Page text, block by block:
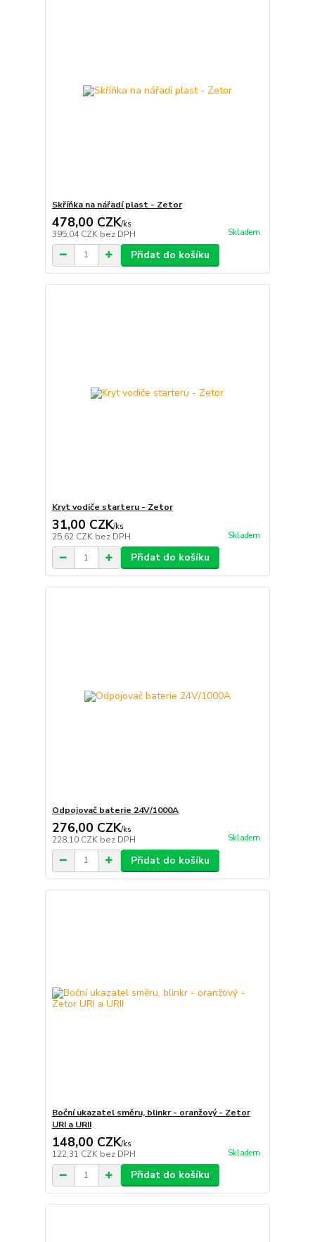
Skříňka na nářadí plast - Zetor
478,00 CZK/ks
395,04 CZK bez DPH Skladem
Přidat do košíku
Kryt vodiče starteru - Zetor
31,00 CZK/ks
25,62 CZK bez DPH Skladem
Přidat do košíku
Odpojovač baterie 24V/1000A
276,00 CZK/ks
228,10 CZK bez DPH Skladem
Přidat do košíku
Boční ukazatel směru, blinkr - oranžový - Zetor
URI a URII
148,00 CZK/ks
122,31 CZK bez DPH Skladem
Přidat do košíku